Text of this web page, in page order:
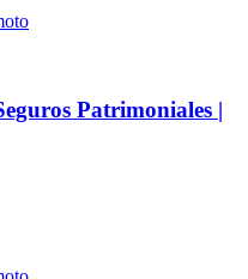
Patrimoniales |